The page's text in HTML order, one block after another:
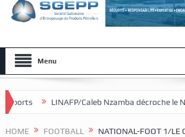
Menu
Caleb Nzamba décroche le Ndambo d’Or
HOME FOOTBALL
NATIONAL-FOOT 1/LE